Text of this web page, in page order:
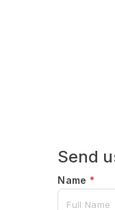
Send
Name *